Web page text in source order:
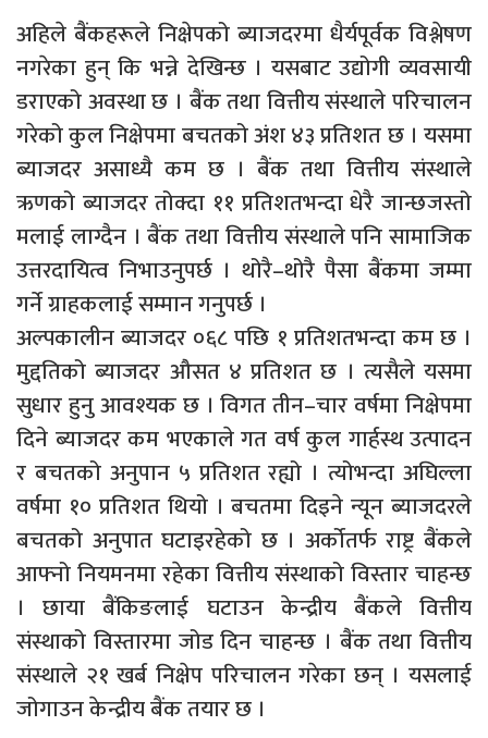
अहिले बैंकहरूले निक्षेपको ब्याजदरमा धैर्यपूर्वक विश्लेषण
नगरेका हुन् कि भन्ने देखिन्छ । यसबाट उद्योगी व्यवसायी
डराएको अवस्था छ । बैंक तथा वित्तीय संस्थाले परिचालन
गरेको कुल निक्षेपमा बचतको अंश ४३ प्रतिशत छ । यसमा
ब्याजदर असाध्यै कम छ । बैंक तथा वित्तीय संस्थाले
ऋणको ब्याजदर तोक्दा ११ प्रतिशतभन्दा धेरै जान्छजस्तो
मलाई लाग्दैन । बैंक तथा वित्तीय संस्थाले पनि सामाजिक
उत्तरदायित्व निभाउनुपर्छ । थोरै–थोरै पैसा बैंकमा जम्मा
गर्ने ग्राहकलाई सम्मान गनुपर्छ ।
अल्पकालीन ब्याजदर ०६८ पछि १ प्रतिशतभन्दा कम छ ।
मुद्दतिको ब्याजदर औसत ४ प्रतिशत छ । त्यसैले यसमा
सुधार हुनु आवश्यक छ । विगत तीन–चार वर्षमा निक्षेपमा
दिने ब्याजदर कम भएकाले गत वर्ष कुल गार्हस्थ उत्पादन
र बचतको अनुपान ५ प्रतिशत रह्यो । त्योभन्दा अघिल्ला
वर्षमा १० प्रतिशत थियो । बचतमा दिइने न्यून ब्याजदरले
बचतको अनुपात घटाइरहेको छ । अर्कोतर्फ राष्ट्र बैंकले
आफ्नो नियमनमा रहेका वित्तीय संस्थाको विस्तार चाहन्छ
। छाया बैंकिङलाई घटाउन केन्द्रीय बैंकले वित्तीय
संस्थाको विस्तारमा जोड दिन चाहन्छ । बैंक तथा वित्तीय
संस्थाले २१ खर्ब निक्षेप परिचालन गरेका छन् । यसलाई
जोगाउन केन्द्रीय बैंक तयार छ ।